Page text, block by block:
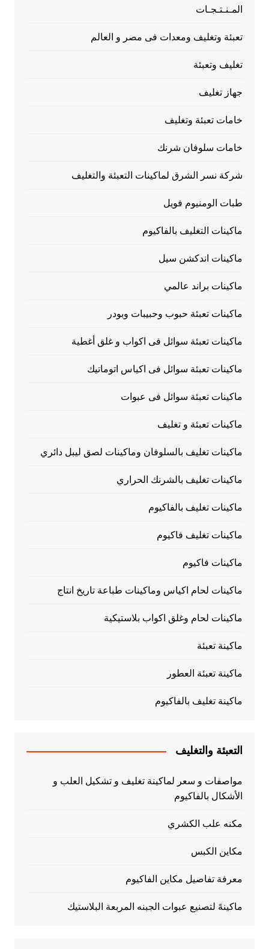
المـنـتـجـات
تعبئة وتغليف ومعدات فى مصر و العالم
تغليف وتعبئة
جهاز تغليف
خامات تعبئة وتغليف
خامات سلوفان شرنك
شركة نسر الشرق لماكينات التعبئة والتغليف
طبات الومنيوم فويل
ماكينات التغليف بالفاكيوم
ماكينات اندكشن سيل
ماكينات براند عالمي
ماكينات تعبئة حبوب وحبيبات وبودر
ماكينات تعبئة سوائل فى اكواب و غلق أغطية
ماكينات تعبئة سوائل فى اكياس اتوماتيك
ماكينات تعبئة سوائل فى عبوات
ماكينات تعبئة و تغليف
ماكينات تغليف بالسلوفان وماكينات لصق ليبل دائري
ماكينات تغليف بالشرنك الحراري
ماكينات تغليف بالفاكيوم
ماكينات تغليف فاكيوم
ماكينات فاكيوم
ماكينات لحام اكياس وماكينات طباعة تاريخ انتاج
ماكينات لحام وغلق اكواب بلاستيكية
ماكينة تعبئة
ماكينة تعبئة العطور
ماكينة تغليف بالفاكيوم
التعبئة والتغليف
مواصفات و سعر لماكينة تغليف و تشكيل العلب و
الأشكال بالفاكيوم
مكنه علب الكشري
مكاين الكبس
معرفة تفاصيل مكاين الفاكيوم
ماكينهً لتصنيع عبوات الجبنه المربعة البلاستيك